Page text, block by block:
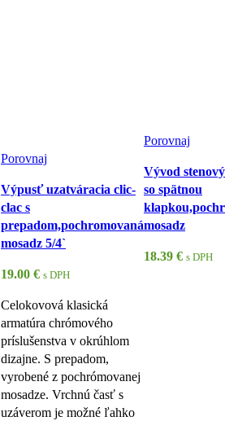
Porovnaj
Výpusť uzatváracia clic-
clac s
prepadom,pochromovaná
mosadz 5/4`
19.00 € s DPH
Celokovová klasická
armatúra chrómového
príslušenstva v okrúhlom
dizajne. S prepadom,
vyrobené z pochrómovanej
mosadze. Vrchnú časť s
uzáverom je možné ľahko
Porovnaj
Vývod
so spätnou
mosadz
18.39 € s DPH